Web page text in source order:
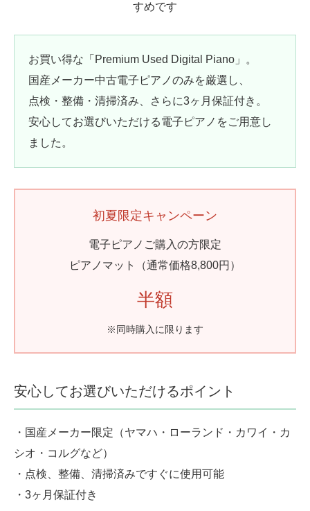
すめです
お買い得な「Premium Used Digital Piano」。
国産メーカー中古電子ピアノのみを厳選し、
点検・整備・清掃済み、さらに3ヶ月保証付き。
安心してお選びいただける電子ピアノをご用意し
ました。
初夏限定キャンペーン
電子ピアノご購入の方限定
ピアノマット（通常価格8,800円）
半額
※同時購入に限ります
安心してお選びいただけるポイント
・国産メーカー限定（ヤマハ・ローランド・カワイ・カ
シオ・コルグなど）
・点検、整備、清掃済みですぐに使用可能
・3ヶ月保証付き